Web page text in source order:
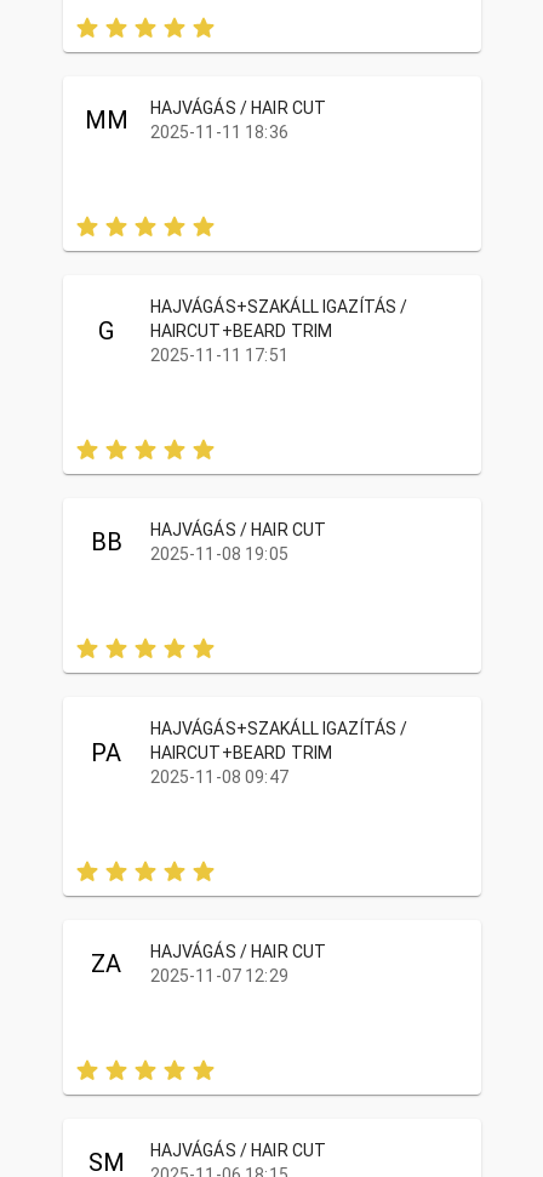
MM
HAJVÁGÁS / HAIR CUT
2025-11-11 18:36
G
HAJVÁGÁS+SZAKÁLL IGAZÍTÁS /
HAIRCUT+BEARD TRIM
2025-11-11 17:51
BB
HAJVÁGÁS / HAIR CUT
2025-11-08 19:05
PA
HAJVÁGÁS+SZAKÁLL IGAZÍTÁS /
HAIRCUT+BEARD TRIM
2025-11-08 09:47
ZA
HAJVÁGÁS / HAIR CUT
2025-11-07 12:29
SM
HAJVÁGÁS / HAIR CUT